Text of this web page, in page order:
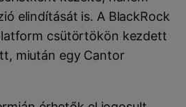
elindítását is. A BlackRock
csütörtökön kezdett
miután egy Cantor